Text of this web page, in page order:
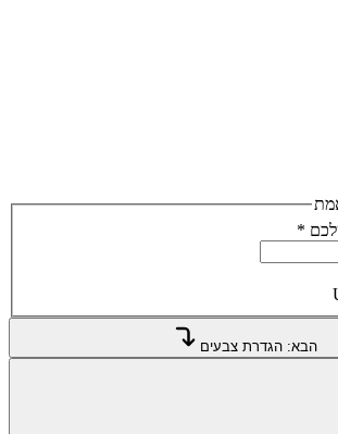
*
הבא: הגדרת צבעים